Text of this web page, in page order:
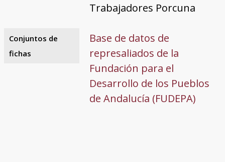
Trabajadores Porcuna
Conjuntos de
fichas
Base de datos de
represaliados de la
Fundación para el
Desarrollo de los Pueblos
de Andalucía (FUDEPA)